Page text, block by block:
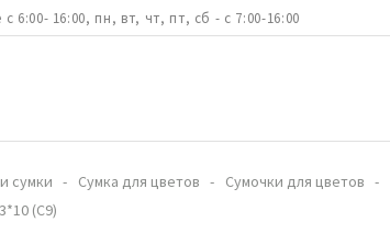
6:00- 16:00, пн, вт, чт, пт, сб - с 7:00-16:00
сумки Сумка для цветов Сумочки для цветов
(С9)